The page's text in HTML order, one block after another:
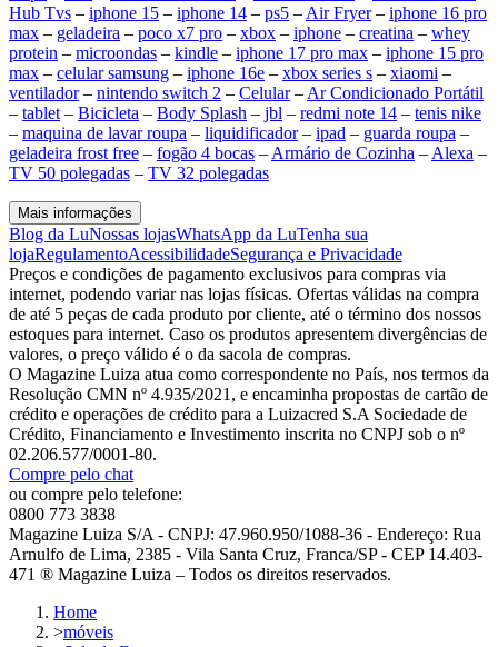
Hub Tvs – iphone 15 – iphone 14 – ps5 – Air Fryer– iphone 16 pro
max – geladeira – poco x7 pro – xbox – iphone – creatina – whey
protein – microondas – kindle – iphone 17 pro max – iphone 15 pro
max – celular samsung – iphone 16e – xbox series s – xiaomi –
ventilador– nintendo switch 2 – Celular– Ar Condicionado Portátil
– tablet – Bicicleta – Body Splash – jbl – redmi note 14 – tenis nike
– maquina de lavar roupa – liquidificador– ipad – guarda roupa –
geladeira frost free – fogão 4 bocas – Armário de Cozinha – Alexa –
TV 50 polegadas – TV 32 polegadas
Mais informações
Blog da LuNossas lojasWhatsApp da LuTenha sua
lojaRegulamentoAcessibilidadeSegurança e Privacidade
Preços e condições de pagamento exclusivos para compras via
internet, podendo variar nas lojas físicas. Ofertas válidas na compra
de até 5 peças de cada produto por cliente, até o término dos nossos
estoques para internet. Caso os produtos apresentem divergências de
valores, o preço válido é o da sacola de compras.
O Magazine Luiza atua como correspondente no País, nos termos da
Resolução CMN nº 4.935/2021, e encaminha propostas de cartão de
crédito e operações de crédito para a Luizacred S.A Sociedade de
Crédito, Financiamento e Investimento inscrita no CNPJ sob o nº
02.206.577/0001-80.
Compre pelo chat
ou compre pelo telefone:
0800 773 3838
Magazine Luiza S/A - CNPJ: 47.960.950/1088-36 - Endereço: Rua
Arnulfo de Lima, 2385 - Vila Santa Cruz, Franca/SP - CEP 14.403-
471 ® Magazine Luiza – Todos os direitos reservados.
Home
>móveis